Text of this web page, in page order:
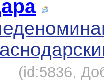
(id:5836,